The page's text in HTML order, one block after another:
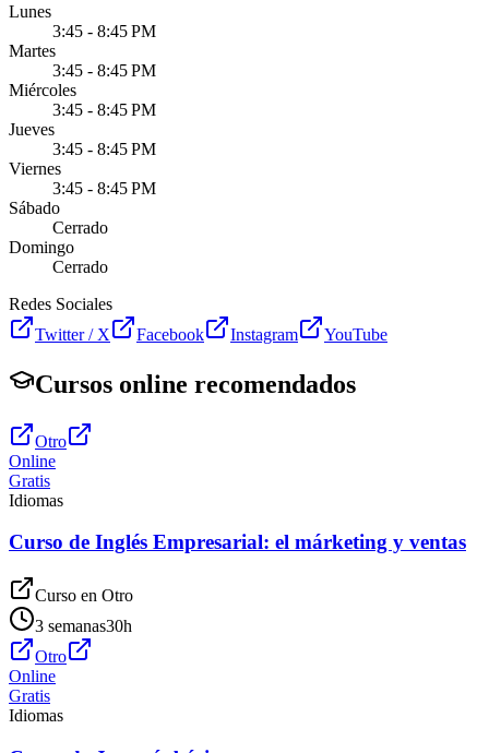
Lunes
3:45 - 8:45 PM
Martes
3:45 - 8:45 PM
Miércoles
3:45 - 8:45 PM
Jueves
3:45 - 8:45 PM
Viernes
3:45 - 8:45 PM
Sábado
Cerrado
Domingo
Cerrado
Redes Sociales
Twitter / X
Facebook Instagram YouTube
Cursos online recomendados
Otro
Online
Gratis
Idiomas
Curso de Inglés Empresarial: el márketing y ventas
Curso en Otro
3 semanas30h
Otro
Online
Gratis
Idiomas